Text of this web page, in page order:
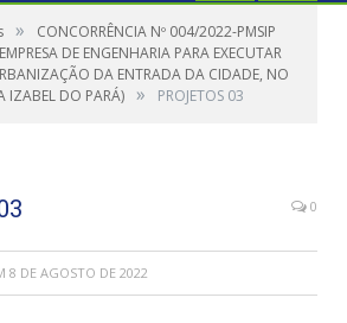
»
CONCORRÊNCIA Nº 004/2022-PMSIP
DE ENGENHARIA PARA EXECUTAR
DA ENTRADA DA CIDADE, NO
IZABEL DO PARÁ) » PROJETOS 03
0
8 DE AGOSTO DE 2022